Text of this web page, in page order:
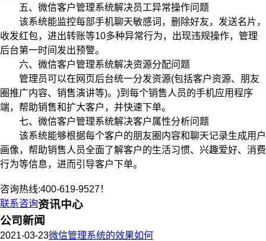
五、微信客户管理系统解决员工异常操作问题
该系统能监控每部手机聊天敏感词，删除好友，发送名片，
收发红包，进出转账等10多种异常行为，出现违规操作，管理
后台第一时间发出预警。
六、微信客户管理系统解决资源分配问题
管理员可以在网页后台统一分发资源(包括客户资源、朋友
圈推广内容、销售演讲等)。)到每个销售人员的手机应用程序
端，帮助销售和扩大客户，并快速下单。
七、微信客户管理系统解决客户属性分析问题
该系统能够根据每个客户的朋友圈内容和聊天记录生成用户
画像，帮助销售人员全面了解客户的生活习惯、兴趣爱好、消费
行为等信息，进而引导客户下单。
咨询热线:400-619-9527！
联系咨询资讯中心
公司新闻
2021-03-23微信管理系统的效果如何